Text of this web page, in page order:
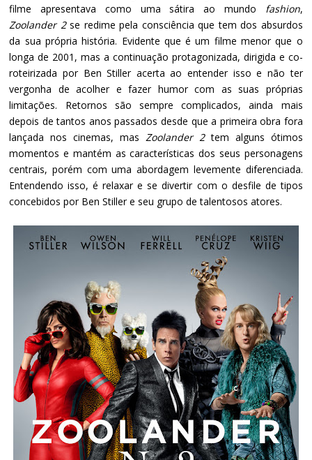
filme apresentava como uma sátira ao mundo fashion,
Zoolander 2se redime pela consciência que tem dos absurdos
da sua própria história. Evidente que é um filme menor que o
longa de 2001, mas a continuação protagonizada, dirigida e co-
roteirizada por Ben Stiller acerta ao entender isso e não ter
vergonha de acolher e fazer humor com as suas próprias
limitações. Retornos são sempre complicados, ainda mais
depois de tantos anos passados desde que a primeira obra fora
lançada nos cinemas, mas Zoolander 2tem alguns ótimos
momentos e mantém as características dos seus personagens
centrais, porém com uma abordagem levemente diferenciada.
Entendendo isso, é relaxar e se divertir com o desfile de tipos
concebidos por Ben Stiller e seu grupo de talentosos atores.